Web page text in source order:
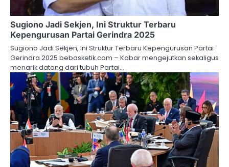
Sugiono Jadi Sekjen, Ini Struktur Terbaru
Kepengurusan Partai Gerindra 2025
Sugiono Jadi Sekjen, Ini Struktur Terbaru Kepengurusan Partai
Gerindra 2025 bebasketik.com – Kabar mengejutkan sekaligus
menarik datang dari tubuh Partai…